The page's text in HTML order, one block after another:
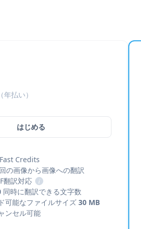
年払い）
はじめる
Fast Credits
の画像から画像への翻訳
翻訳対応
i
同時に翻訳できる文字数
可能なファイルサイズ 30 MB
ンセル可能